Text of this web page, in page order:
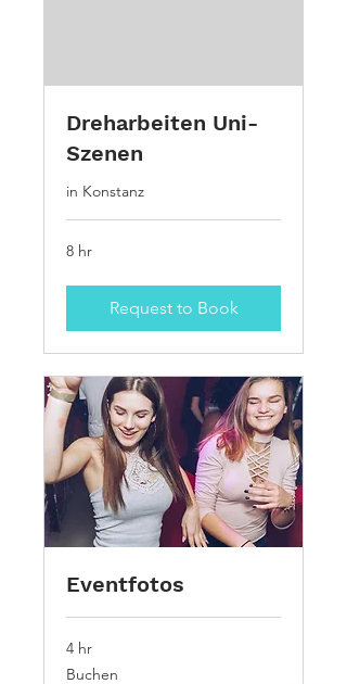
Dreharbeiten Uni-
Szenen
in Konstanz
8 hr
Request to Book
Eventfotos
4 hr
Buchen
Buchen